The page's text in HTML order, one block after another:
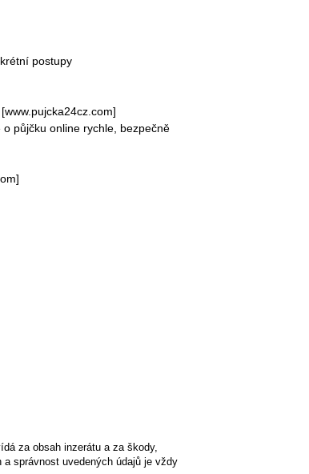
postupy
půjčku online rychle, bezpečně
za obsah inzerátu a za škody,
a správnost uvedených údajů je vždy